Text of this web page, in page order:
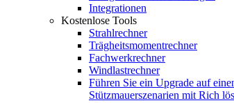
Integrationen
Kostenlose Tools
Strahlrechner
Trägheitsmomentrechner
Fachwerkrechner
Windlastrechner
Führen Sie ein Upgrade auf
Stützmauerszenarien mit Rich